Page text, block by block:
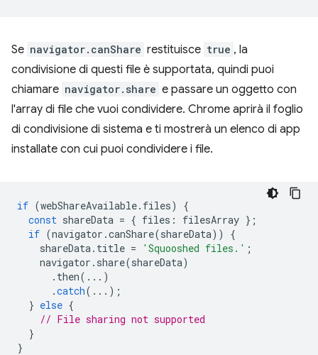
Se navigator.canShare restituisce true , la
condivisione di questi file è supportata, quindi puoi
chiamare navigator.share e passare un oggetto con
l'array di file che vuoi condividere. Chrome aprirà il foglio
di condivisione di sistema e ti mostrerà un elenco di app
installate con cui puoi condividere i file.
if (webShareAvailable. files)
{
const shareData = { files : filesArray };
if (navigator .canShare(shareData))
{
shareData. title = 'Squooshed files.' ;
navigator . share(shareData)
. then(...)
.catch(...);
} else {
// File sharing not supported
}
}